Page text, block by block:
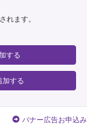
れます。
する
加する
バナー広告お申込み